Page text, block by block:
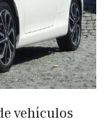
vehículos